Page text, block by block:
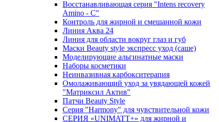
Восстанавливающая серия "Intens recovery
Amino - C"
Контроль для жирной и смешанной кожи
Линия Аква 24
Линия для области вокруг глаз и губ
Маски Beauty style экспресс уход (саше)
Моделирующие альгинатные маски
Наборы косметики
Неинвазивная карбокситерапия
Омолаживающий уход за увядающей кожей
"Матриксил Актив"
Патчи Beauty Style
Серия "Harmony" для чувствительной кожи
СЕРИЯ «UNIMATT+» для жирной и